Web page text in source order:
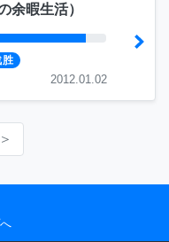
余暇生活）
胜
2012.01.02
＞